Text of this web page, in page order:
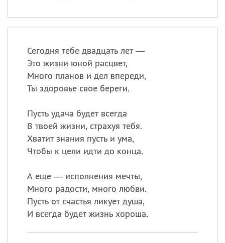
Сегодня тебе двадцать лет —
Это жизни юной расцвет,
Много планов и дел впереди,
Ты здоровье свое береги.
Пусть удача будет всегда
В твоей жизни, страхуя тебя.
Хватит знания пусть и ума,
Чтобы к цели идти до конца.
А еще — исполнения мечты,
Много радости, много любви.
Пусть от счастья ликует душа,
И всегда будет жизнь хороша.